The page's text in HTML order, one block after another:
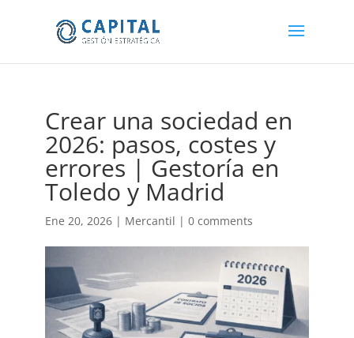
Crear una sociedad en
2026: pasos, costes y
errores | Gestoría en
Toledo y Madrid
Ene 20, 2026| Mercantil | 0 comments